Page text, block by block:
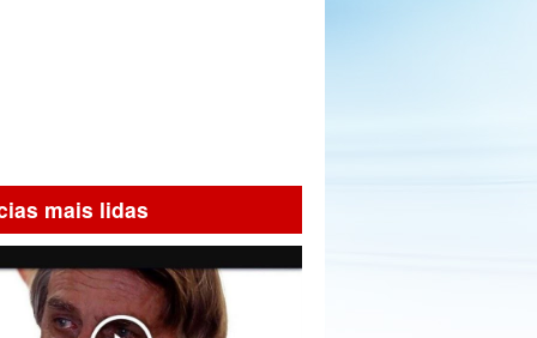
mais lidas